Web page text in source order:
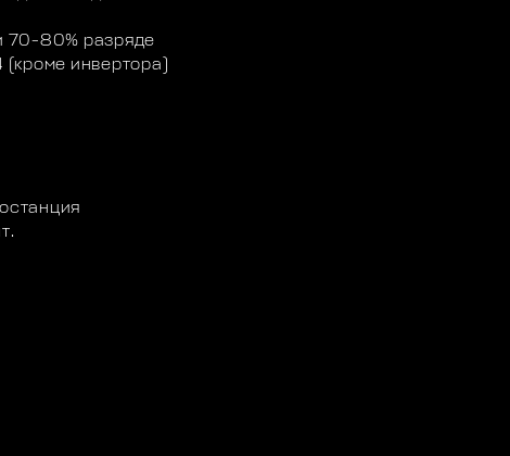
70-80% разряде
инвертора)